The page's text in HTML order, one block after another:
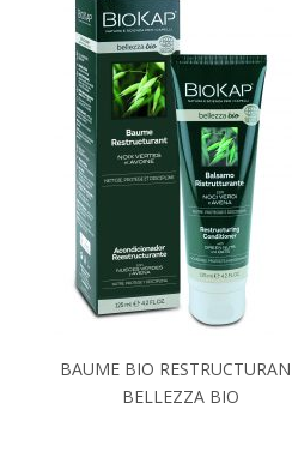
BAUME BIO
BELLEZZA BIO